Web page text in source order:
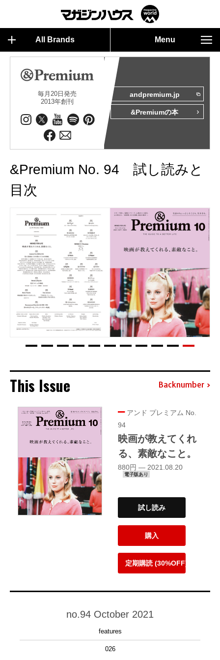
All Brands Menu
毎月20日発売
2013年創刊
andpremium.jp
&Premiumの本
&Premium No. 94 試し読みと
目次
This Issue Backnumber
アンド プレミアム No.
94
映画が教えてくれ
る、素敵なこと。
880円 — 2021.08.20
電子版あり
試し読み
購入
定期購読 (30%OFF)
no.94 October 2021
features
026